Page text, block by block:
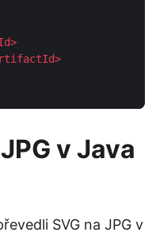
>
>
v Java
SVG na JPG v